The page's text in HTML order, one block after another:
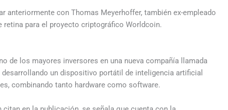
anteriormente con Thomas Meyerhoffer, también ex-empleado
retina para el proyecto criptográfico Worldcoin.
de los mayores inversores en una nueva compañía llamada
un dispositivo portátil de inteligencia artificial
combinando tanto hardware como software.